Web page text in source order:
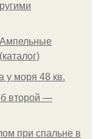
у моря 48 кв.
второй —
при спальне в